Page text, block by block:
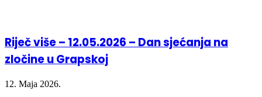
Riječ više – 12.05.2026 – Dan sjećanja na
zločine u Grapskoj
12. Maja 2026.